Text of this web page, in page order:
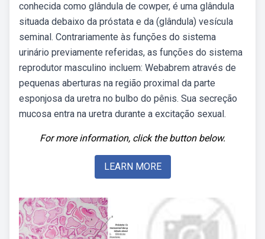
conhecida como glândula de cowper, é uma glândula
situada debaixo da próstata e da (glândula) vesícula
seminal. Contrariamente às funções do sistema
urinário previamente referidas, as funções do sistema
reprodutor masculino incluem: Webabrem através de
pequenas aberturas na região proximal da parte
esponjosa da uretra no bulbo do pênis. Sua secreção
mucosa entra na uretra durante a excitação sexual.
For more information, click the button below.
LEARN MORE